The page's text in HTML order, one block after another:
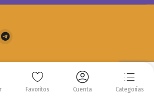
Casitodoonline. Todos los Derechos Reservados .
Favoritos Cuenta Categorías